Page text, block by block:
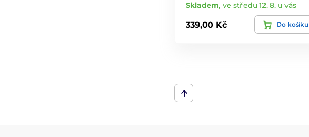
Skladem, ve středu 12. 8. u vás
339,00 Kč Do košíku